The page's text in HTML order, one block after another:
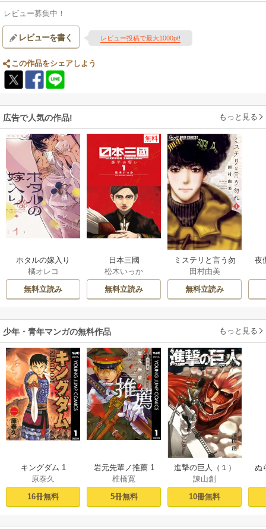
レビュー募集中！
レビューを書く レビュー投稿で最大1000pt!
この作品をシェアしよう
広告で人気の作品! もっと見る
ホタルの嫁入り
橘オレコ
無料立読み
無料
日本三國
松木いっか
無料立読み
ミステリと言う勿
れ
田村由美
無料立読み
夜
少年・青年マンガの無料作品 もっと見る
キングダム 1
原泰久
16冊無料
岩元先輩ノ推薦 1
椎橋寛
5冊無料
進撃の巨人（１）
諫山創
10冊無料
ぬ